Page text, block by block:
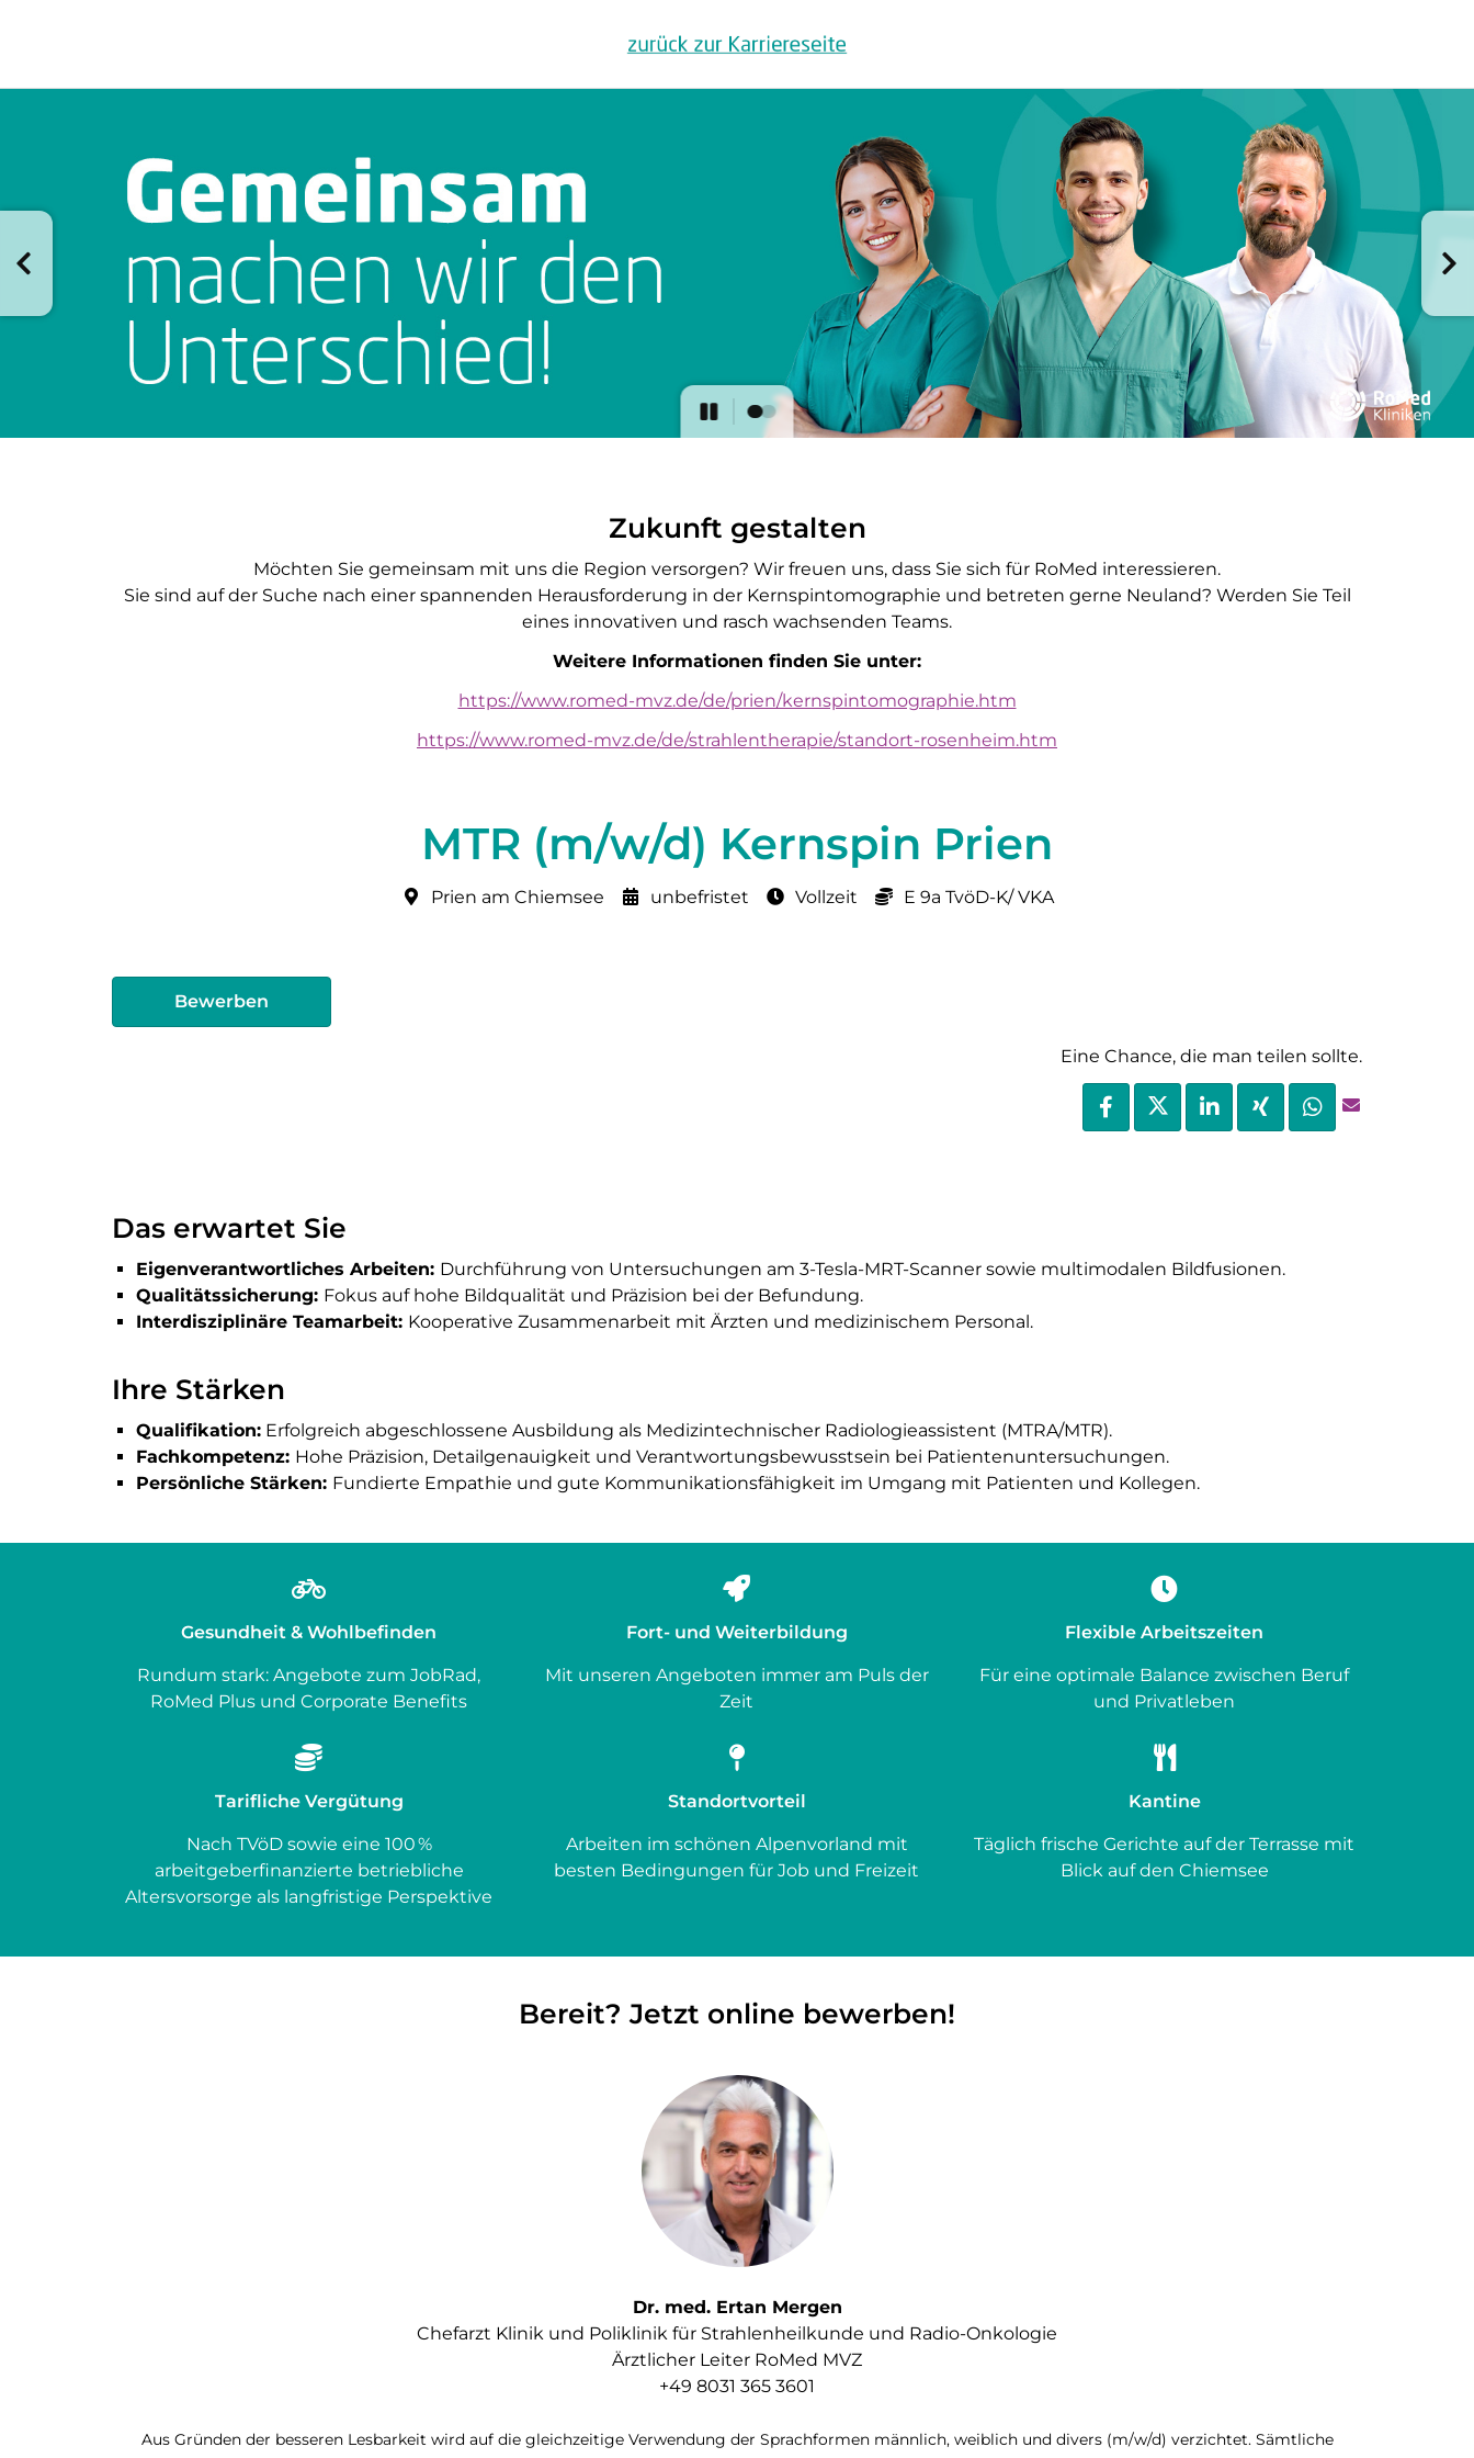
MTR (m/w/d) Kernspin Prien
Prien am Chiemsee unbefristet Vollzeit E 9a TvöD-K/ VKA
Bewerben
Eine Chance, die man teilen sollte.
Zukunft gestalten
Möchten Sie gemeinsam mit uns die Region versorgen? Wir freuen uns, dass Sie sich für RoMed interessieren.
Sie sind auf der Suche nach einer spannenden Herausforderung in der Kernspintomographie und betreten gerne Neuland? Werden Sie Teil
eines innovativen und rasch wachsenden Teams.
Weitere Informationen finden Sie unter:
https://www.romed-mvz.de/de/prien/kernspintomographie.htm
https://www.romed-mvz.de/de/strahlentherapie/standort-rosenheim.htm
Das erwartet Sie
Eigenverantwortliches Arbeiten: Durchführung von Untersuchungen am 3-Tesla-MRT-Scanner sowie multimodalen Bildfusionen.
Qualitätssicherung: Fokus auf hohe Bildqualität und Präzision bei der Befundung.
Interdisziplinäre Teamarbeit: Kooperative Zusammenarbeit mit Ärzten und medizinischem Personal.
Ihre Stärken
Qualifikation: Erfolgreich abgeschlossene Ausbildung als Medizintechnischer Radiologieassistent (MTRA/MTR).
Fachkompetenz: Hohe Präzision, Detailgenauigkeit und Verantwortungsbewusstsein bei Patientenuntersuchungen.
Persönliche Stärken: Fundierte Empathie und gute Kommunikationsfähigkeit im Umgang mit Patienten und Kollegen.
Gesundheit & Wohlbefinden
Rundum stark: Angebote zum JobRad,
RoMed Plus und Corporate Benefits
Fort- und Weiterbildung
Mit unseren Angeboten immer am Puls der
Zeit
Flexible Arbeitszeiten
Für eine optimale Balance zwischen Beruf
und Privatleben
Tarifliche Vergütung
Nach TVöD sowie eine 100 %
arbeitgeberfinanzierte betriebliche
Altersvorsorge als langfristige Perspektive
Standortvorteil
Arbeiten im schönen Alpenvorland mit
besten Bedingungen für Job und Freizeit
Kantine
Täglich frische Gerichte auf der Terrasse mit
Blick auf den Chiemsee
Bereit? Jetzt online bewerben!
Dr. med. Ertan Mergen
Chefarzt Klinik und Poliklinik für Strahlenheilkunde und Radio-Onkologie
Ärztlicher Leiter RoMed MVZ
+49 8031 365 3601
Aus Gründen der besseren Lesbarkeit wird auf die gleichzeitige Verwendung der Sprachformen männlich, weiblich und divers (m/w/d) verzichtet. Sämtliche